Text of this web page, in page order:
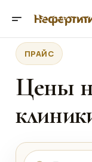
ПРАЙС
Цены